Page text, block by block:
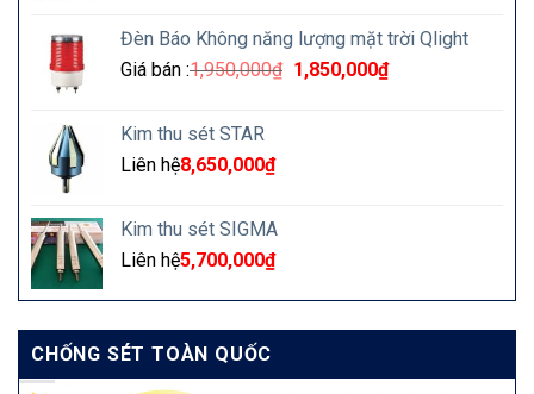
Đèn Báo Không năng lượng mặt trời Qlight
Giá bán :1,950,000₫ 1,850,000₫
Kim thu sét STAR
Liên hệ8,650,000₫
Kim thu sét SIGMA
Liên hệ5,700,000₫
CHỐNG SÉT TOÀN QUỐC